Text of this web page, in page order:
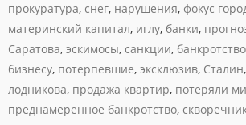
прокуратура, снег, нарушения, фокус
материнский капитал, иглу, банки,
Саратова, эскимосы, санкции, банкротство
бизнесу, потерпевшие, эксклюзив, Сталин,
лодникова, продажа квартир, потеряли
преднамеренное банкротство,